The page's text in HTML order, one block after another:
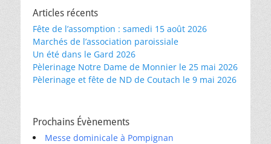
Articles récents
Fête de l’assomption : samedi 15 août 2026
Marchés de l’association paroissiale
Un été dans le Gard 2026
Pèlerinage Notre Dame de Monnier le 25 mai 2026
Pèlerinage et fête de ND de Coutach le 9 mai 2026
Prochains Évènements
Messe dominicale à Pompignan